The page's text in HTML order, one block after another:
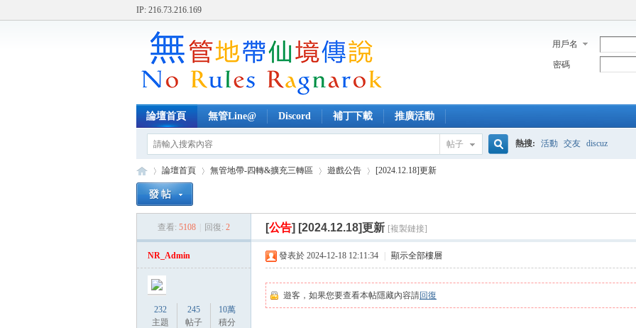
IP: 216.73.216.169
用戶名
密碼
論壇首頁 無管Line@ Discord 補丁下載 推廣活動
帖子 熱搜: 活動 交友 discuz
論壇首頁 無管地帶-四轉&擴充三轉區
›
遊戲公告
›
[2024.12.18]更新
查看: 5108 回復: 2 [公告] [2024.12.18]更新 [複製鏈接]
NR_Admin
232
主題
245
帖子
10萬
積分
發表於 2024-12-18 12:11:34 顯示全部樓層
遊客，如果您要查看本帖隱藏內容請回復